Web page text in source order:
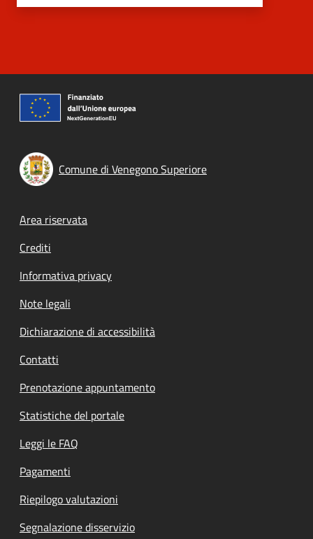
Comune di Venegono Superiore
Footer menu
Area riservata
Crediti
Informativa privacy
Note legali
Dichiarazione di accessibilità
Contatti
Prenotazione appuntamento
Statistiche del portale
Leggi le FAQ
Pagamenti
Riepilogo valutazioni
Segnalazione disservizio